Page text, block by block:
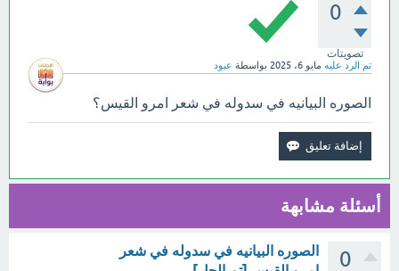
0
تصويتات
تم الرد عليه مايو 6، 2025 بواسطة عبود
الصوره البيانيه في سدوله في شعر امرو القيس؟
أسئلة مشابهة
0
الصوره البيانيه في سدوله في شعر